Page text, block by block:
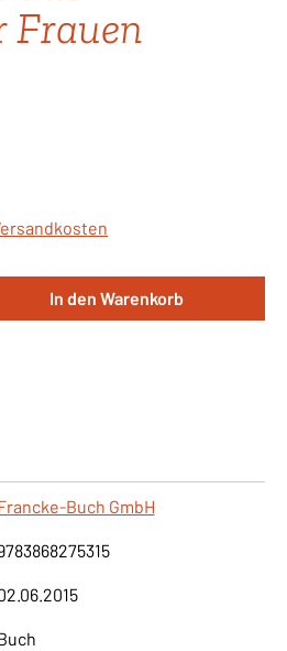
Frauen
den gewünschten
In den Warenkorb
Buch GmbH